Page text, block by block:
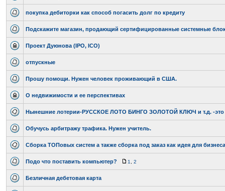
покупка дебиторки как способ погасить долг по кредиту
Подскажите магазин, продающий сертифицированные системные
Проект Дуюнова (IPO, ICO)
отпускные
Прошу помощи. Нужен человек проживающий в США.
О недвижимости и ее перспективах
Нынешние лотерии-РУССКОЕ ЛОТО БИНГО ЗОЛОТОЙ КЛЮЧ и т.д. -это
Обучусь арбитражу трафика. Нужен учитель.
Сборка ТОПовых систем а также сборка под заказ как идея для
Подо что поставить компьютер? 1 2
Безличная дебетовая карта